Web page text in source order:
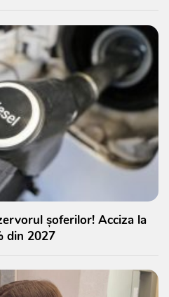
șoferilor! Acciza la
din 2027